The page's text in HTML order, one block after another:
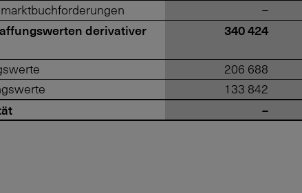
–
derivativer
340 424
206 688
133 842
–